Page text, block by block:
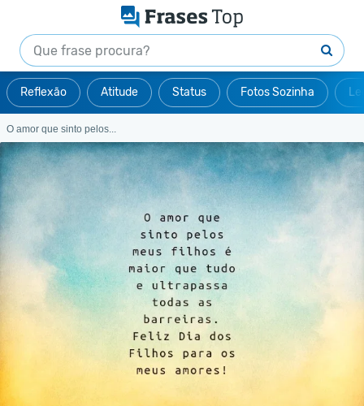
Reflexão Atitude Status Fotos Sozinha
O amor que sinto pelos...